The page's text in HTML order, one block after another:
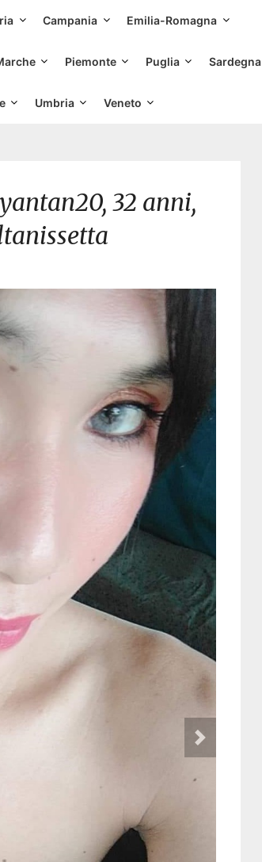
Campania Emilia-Romagna
Piemonte Puglia Sardegna
Umbria Veneto
32 anni,